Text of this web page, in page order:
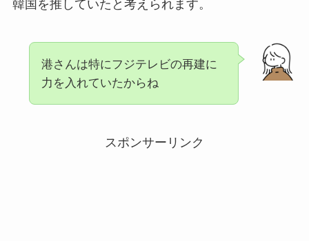
韓国を推していたと考えられます。
港さんは特にフジテレビの再建に
力を入れていたからね
スポンサーリンク